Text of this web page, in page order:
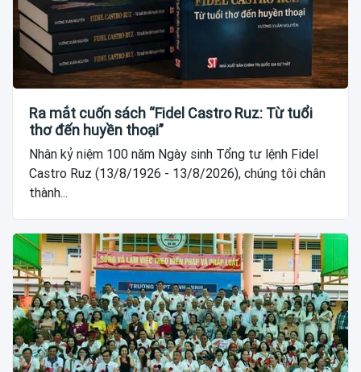
Ra mắt cuốn sách “Fidel Castro Ruz: Từ tuổi
thơ đến huyền thoại”
Nhân kỷ niệm 100 năm Ngày sinh Tổng tư lệnh Fidel
Castro Ruz (13/8/1926 - 13/8/2026), chúng tôi chân
thành...